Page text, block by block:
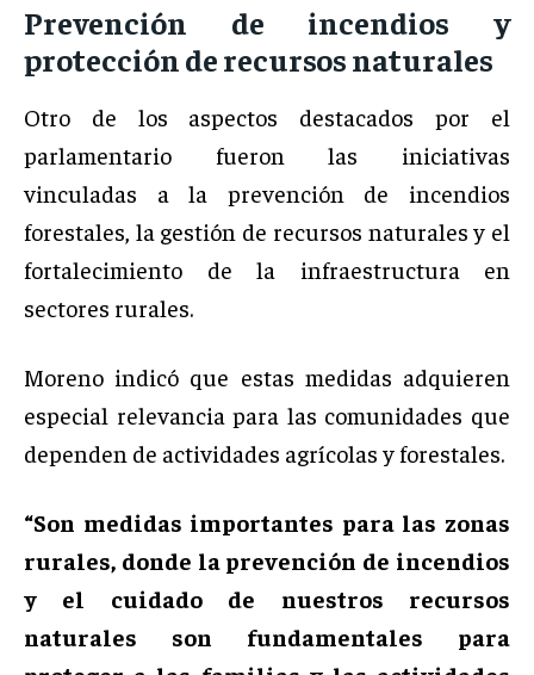
Prevención de incendios y
protección de recursos naturales
Otro de los aspectos destacados por el
parlamentario fueron las iniciativas
vinculadas a la prevención de incendios
forestales, la gestión de recursos naturales y el
fortalecimiento de la infraestructura en
sectores rurales.
Moreno indicó que estas medidas adquieren
especial relevancia para las comunidades que
dependen de actividades agrícolas y forestales.
“Son medidas importantes para las zonas
rurales, donde la prevención de incendios
y el cuidado de nuestros recursos
naturales son fundamentales para